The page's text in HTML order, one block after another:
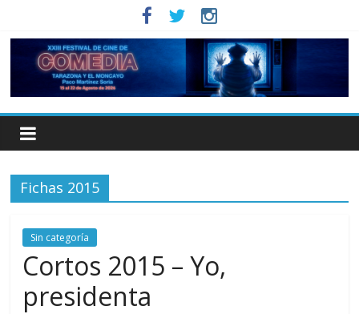
Fichas 2015
Sin categoría
Cortos 2015 – Yo,
presidenta